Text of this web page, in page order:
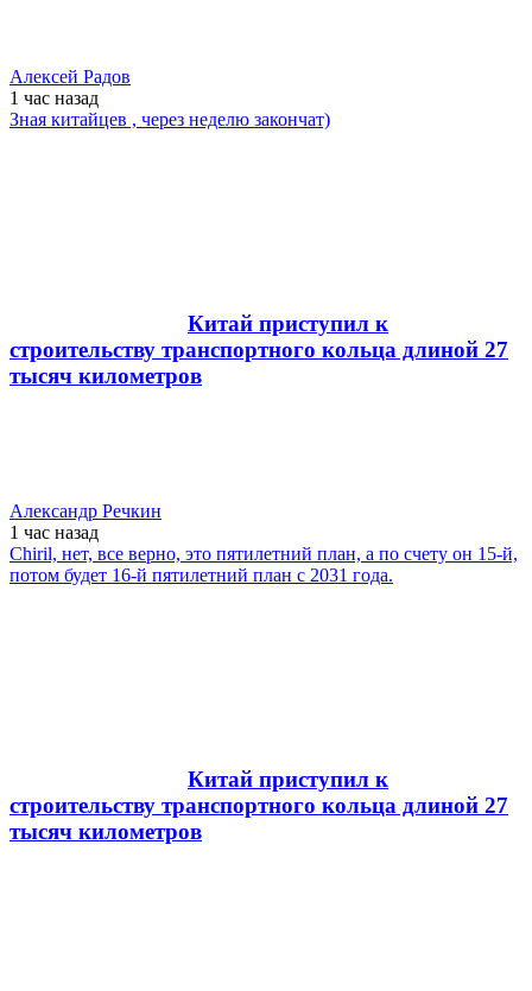
Алексей Радов
1 час назад
Зная китайцев , через неделю закончат)
Китай приступил к
строительству транспортного кольца длиной 27
тысяч километров
Александр Речкин
1 час назад
Chiril, нет, все верно, это пятилетний план, а по счету он 15-й,
потом будет 16-й пятилетний план с 2031 года.
Китай приступил к
строительству транспортного кольца длиной 27
тысяч километров